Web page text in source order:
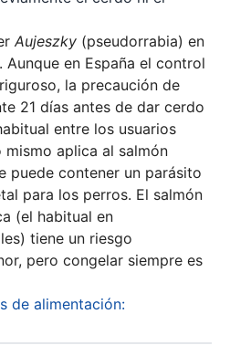
Aujeszky (pseudorrabia) en
en España el control
la precaución de
21 días antes de dar cerdo
entre los usuarios
mismo aplica al salmón
puede contener un parásito
para los perros. El salmón
(el habitual en
tiene un riesgo
pero congelar siempre es
de alimentación: